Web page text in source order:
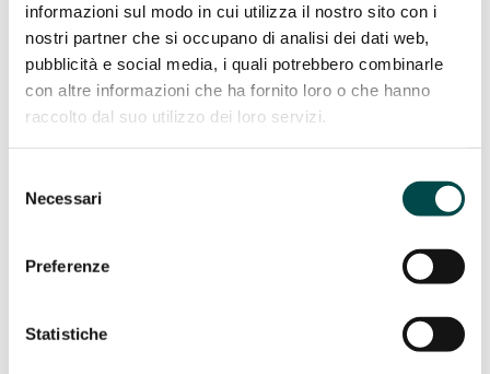
informazioni sul modo in cui utilizza il nostro sito con i
nostri partner che si occupano di analisi dei dati web,
pubblicità e social media, i quali potrebbero combinarle
con altre informazioni che ha fornito loro o che hanno
raccolto dal suo utilizzo dei loro servizi.
delNecessari
Preferenze
Statistiche